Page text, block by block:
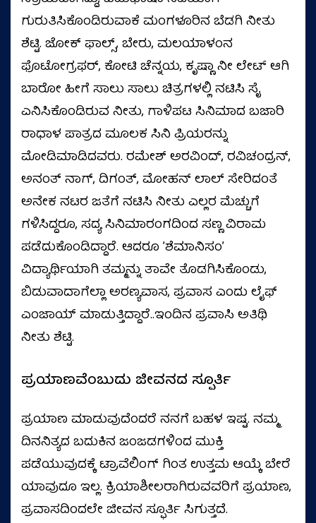
ಗುರುತಿಸಿಕೊಂಡಿರುವಾಕೆ ಮಂಗಳೂರಿನ ಬೆಡಗಿ ನೀತು
ಶೆಟ್ಟಿ. ಜೋಕ್ ಫಾಲ್ಸ್, ಬೇರು, ಮಲಯಾಳಂನ
ಫೊಟೋಗ್ರಫರ್, ಕೋಟಿ ಚೆನ್ನಯ, ಕೃಷ್ಣಾ ನೀ ಲೇಟ್ ಆಗಿ
ಬಾರೋ ಹೀಗೆ ಸಾಲು ಸಾಲು ಚಿತ್ರಗಳಲ್ಲಿ ನಟಿಸಿ ಸೈ
ಎನಿಸಿಕೊಂಡಿರುವ ನೀತು, ಗಾಳಿಪಟ ಸಿನಿಮಾದ ಬಜಾರಿ
ರಾಧಾಳ ಪಾತ್ರದ ಮೂಲಕ ಸಿನಿ ಪ್ರಿಯರನ್ನು
ಮೋಡಿಮಾಡಿದವರು. ರಮೇಶ್‌ ಅರವಿಂದ್‌, ರವಿಚಂದ್ರನ್‌,
ಅನಂತ್‌ ನಾಗ್‌, ದಿಗಂತ್‌, ಮೋಹನ್‌ ಲಾಲ್‌ ಸೇರಿದಂತೆ
ಅನೇಕ ನಟರ ಜತೆಗೆ ನಟಿಸಿ ನೀತು ಎಲ್ಲರ ಮೆಚ್ಚುಗೆ
ಗಳಿಸಿದ್ದರೂ, ಸದ್ಯ ಸಿನಿಮಾರಂಗದಿಂದ ಸಣ್ಣ ವಿರಾಮ
ಪಡೆದುಕೊಂಡಿದ್ದಾರೆ. ಆದರೂ ʼಶೆಮಾನಿಸಂʼ
ವಿದ್ಯಾರ್ಥಿಯಾಗಿ ತಮ್ಮನ್ನು ತಾವೇ ತೊಡಗಿಸಿಕೊಂಡು,
ಬಿಡುವಾದಾಗೆಲ್ಲಾ ಅರಣ್ಯವಾಸ, ಪ್ರವಾಸ ಎಂದು ಲೈಫ್‌
ಎಂಜಾಯ್‌ ಮಾಡುತ್ತಿದ್ದಾರೆ..ಇಂದಿನ ಪ್ರವಾಸಿ ಅತಿಥಿ
ನೀತು ಶೆಟ್ಟಿ.
ಪ್ರಯಾಣವೆಂಬುದು ಜೀವನದ ಸ್ಪೂರ್ತಿ
ಪ್ರಯಾಣ ಮಾಡುವುದೆಂದರೆ ನನಗೆ ಬಹಳ ಇಷ್ಟ. ನಮ್ಮ
ದಿನನಿತ್ಯದ ಬದುಕಿನ ಜಂಜಡಗಳಿಂದ ಮುಕ್ತಿ
ಪಡೆಯುವುದಕ್ಕೆ ಟ್ರಾವೆಲಿಂಗ್‌ ಗಿಂತ ಉತ್ತಮ ಆಯ್ಕೆ ಬೇರೆ
ಯಾವುದೂ ಇಲ್ಲ. ಕ್ರಿಯಾಶೀಲರಾಗಿರುವವರಿಗೆ ಪ್ರಯಾಣ,
ಪ್ರವಾಸದಿಂದಲೇ ಜೀವನ ಸ್ಫೂರ್ತಿ ಸಿಗುತ್ತದೆ.